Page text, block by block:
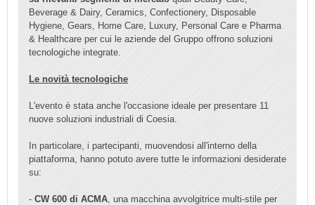
Beverage & Dairy, Ceramics, Confectionery, Disposable
Hygiene, Gears, Home Care, Luxury, Personal Care e Pharma
& Healthcare per cui le aziende del Gruppo offrono soluzioni
tecnologiche integrate.
Le novità tecnologiche
L'evento è stata anche l'occasione ideale per presentare 11
nuove soluzioni industriali di Coesia.
In particolare, i partecipanti, muovendosi all'interno della
piattaforma, hanno potuto avere tutte le informazioni desiderate
su:
- CW 600 di ACMA , una macchina avvolgitrice multi-stile per